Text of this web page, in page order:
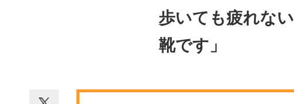
モノづくり技術者専門サイト
ちょっと気になるネットの話題
歩いても疲れな
靴です」